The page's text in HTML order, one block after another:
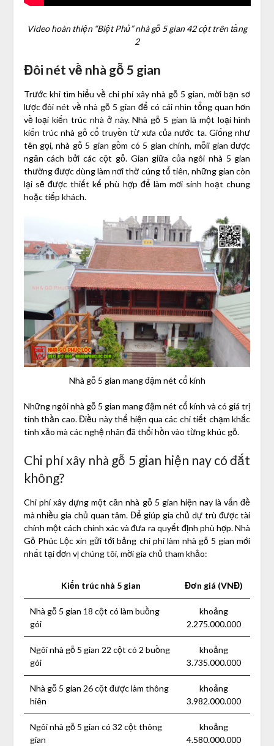
Video hoàn thiện “Biệt Phủ” nhà gỗ 5 gian 42 cột trên tầng
2
Đôi nét về nhà gỗ 5 gian
Trước khi tìm hiểu về chi phí xây nhà gỗ 5 gian, mời bạn sơ
lược đôi nét về nhà gỗ 5 gian để có cái nhìn tổng quan hơn
về loại kiến trúc nhà ở này. Nhà gỗ 5 gian là một loại hình
kiến trúc nhà gỗ cổ truyền từ xưa của nước ta. Giống như
tên gọi, nhà gỗ 5 gian gồm có 5 gian chính, mỗii gian được
ngăn cách bởi các cột gỗ. Gian giữa của ngôi nhà 5 gian
thường được dùng làm nơi thờ cúng tổ tiên, những gian còn
lại sẽ được thiết kế phù hợp để làm mơi sinh hoạt chung
hoặc tiếp khách.
Nhà gỗ 5 gian mang đậm nét cổ kính
Những ngôi nhà gỗ 5 gian mang đậm nét cổ kính và có giá trị
tinh thần cao. Điều này thể hiện qua các chi tiết chạm khắc
tinh xảo mà các nghệ nhân đã thổi hồn vào từng khúc gỗ.
Chi phí xây nhà gỗ 5 gian hiện nay có đắt
không?
Chi phí xây dựng một căn nhà gỗ 5 gian hiện nay là vấn đề
mà nhiều gia chủ quan tâm. Để giúp gia chủ dự trù được tài
chính một cách chính xác và đưa ra quyết định phù hợp. Nhà
Gỗ Phúc Lộc xin gửi tới bảng chi phí làm nhà gỗ 5 gian mới
nhất tại đơn vị chúng tôi, mời gia chủ tham khảo:
Kiến trúc nhà 5 gian Đơn giá (VNĐ)
Nhà gỗ 5 gian 18 cột có làm buồng
gói
khoảng
2.275.000.000
Ngôi nhà gỗ 5 gian 22 cột có 2 buồng
gói
khoảng
3.735.000.000
Nhà gỗ 5 gian 26 cột được làm thông
hiên
khoảng
3.982.000.000
Ngôi nhà gỗ 5 gian có 32 cột thông
gian
khoảng
4.580.000.000